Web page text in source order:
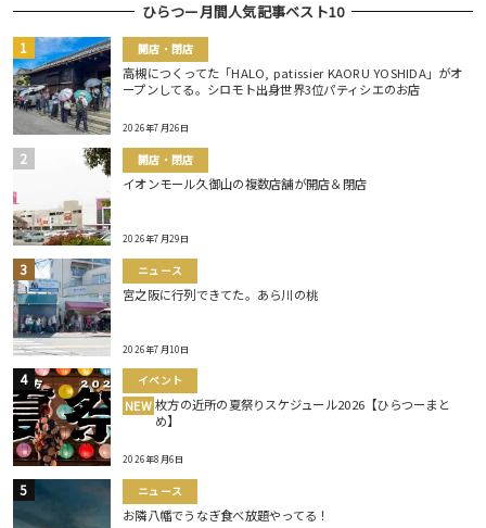
ひらつー月間人気記事ベスト10
開店・閉店
高槻につくってた「HALO, patissier KAORU YOSHIDA」がオ
ープンしてる。シロモト出身世界3位パティシエのお店
2026年7月26日
開店・閉店
イオンモール久御山の複数店舗が開店＆閉店
2026年7月29日
ニュース
宮之阪に行列できてた。あら川の桃
2026年7月10日
イベント
NEW 枚方の近所の夏祭りスケジュール2026【ひらつーまと
め】
2026年8月6日
ニュース
お隣八幡でうなぎ食べ放題やってる！